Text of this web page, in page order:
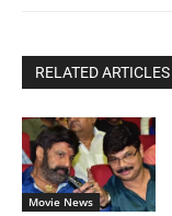
RELATED ARTICLES
Movie News